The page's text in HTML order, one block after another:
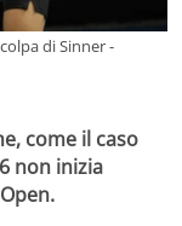
di Sinner -
come il caso
non inizia